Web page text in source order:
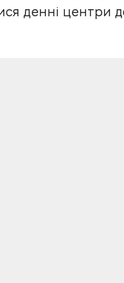
денні центри